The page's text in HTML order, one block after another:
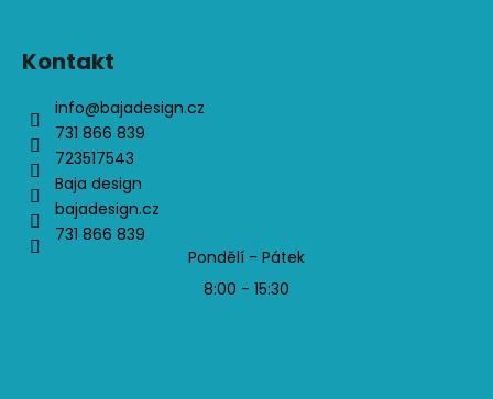
Kontakt
info@bajadesign.cz
731 866 839
723517543
Baja design
bajadesign.cz
731 866 839
Pondělí - Pátek
8:00 - 15:30